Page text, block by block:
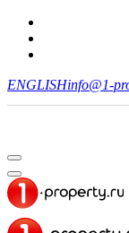
ENGLISHinfo@1-